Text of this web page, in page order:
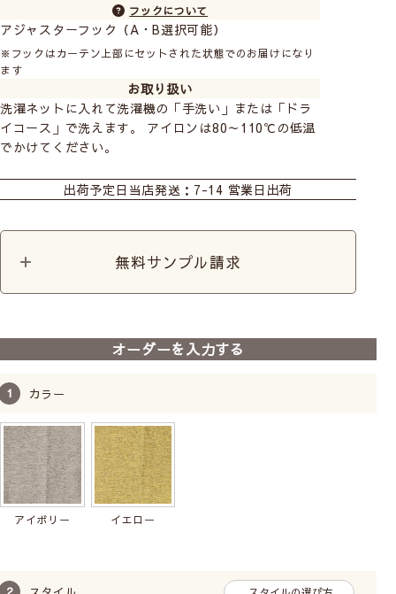
フックについて
アジャスターフック（A・B選択可能）
※フックはカーテン上部にセットされた状態でのお届けになり
ます
お取り扱い
洗濯ネットに入れて洗濯機の「手洗い」または「ドラ
イコース」で洗えます。 アイロンは80～110℃の低温
でかけてください。
【カーテン】ざっくりヘリ
ン（グレー）
出荷予定日 当店発送：7-14 営業日出荷
無料サンプル請求
オーダーを入力する
カラー
アイボリー イエロー